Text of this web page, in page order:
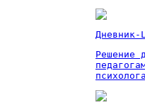
Дневник-
Решение